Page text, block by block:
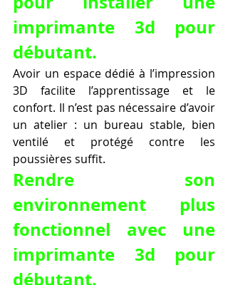
imprimante 3d pour
débutant.
Avoir un espace dédié à l’impression
3D facilite l’apprentissage et le
confort. Il n’est pas nécessaire d’avoir
un atelier : un bureau stable, bien
ventilé et protégé contre les
poussières suffit.
Rendre son
environnement plus
fonctionnel avec une
imprimante 3d pour
débutant.